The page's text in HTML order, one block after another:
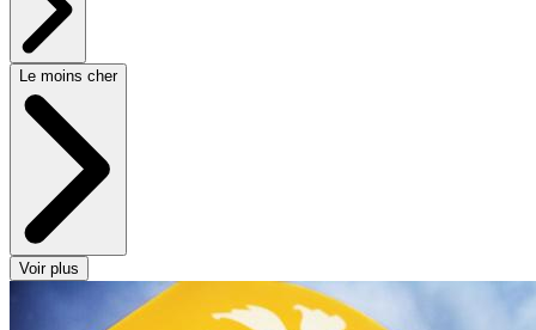
Le moins cher
Voir plus